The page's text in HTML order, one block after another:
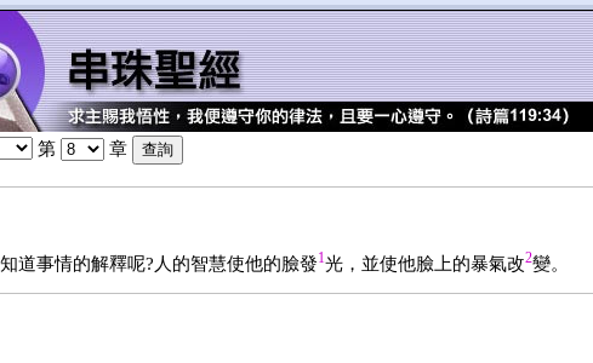
第 章
道事情的解釋呢?人的智慧使他的臉發1光，並使他臉上的暴氣改2變。